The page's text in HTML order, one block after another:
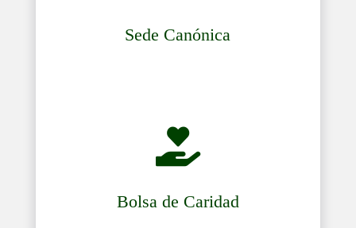
Sede Canónica

Bolsa de Caridad